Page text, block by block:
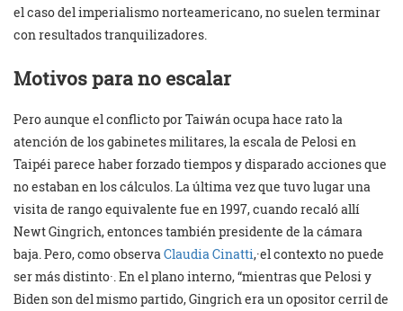
el caso del imperialismo norteamericano, no suelen terminar
con resultados tranquilizadores.
Motivos para no escalar
Pero aunque el conflicto por Taiwán ocupa hace rato la
atención de los gabinetes militares, la escala de Pelosi en
Taipéi parece haber forzado tiempos y disparado acciones que
no estaban en los cálculos. La última vez que tuvo lugar una
visita de rango equivalente fue en 1997, cuando recaló allí
Newt Gingrich, entonces también presidente de la cámara
baja. Pero, como observaClaudia Cinatti,·el contexto no puede
ser más distinto·. En el plano interno, “mientras que Pelosi y
Biden son del mismo partido, Gingrich era un opositor cerril de